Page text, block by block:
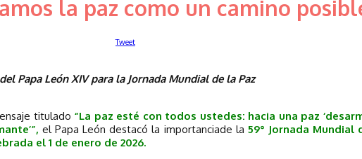
la paz como un camino
Tweet
Papa León XIV para la Jornada Mundial de la Paz
titulado “La paz esté con todos ustedes: hacia una paz
el Papa León destacó la importanciade la 59° Jornada Mundial
el 1 de enero de 2026.